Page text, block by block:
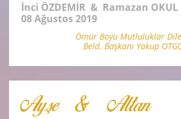
İnci ÖZDEMİR & Ramazan OKUL
08 Ağustos 2019
Ömür Boyu Mutluluklar
Beld. Başkanı Yakup
Ayşe & Altan